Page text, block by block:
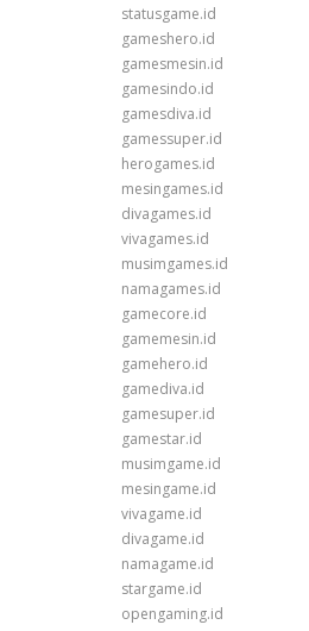
statusgame.id
gameshero.id
gamesmesin.id
gamesindo.id
gamesdiva.id
gamessuper.id
herogames.id
mesingames.id
divagames.id
vivagames.id
musimgames.id
namagames.id
gamecore.id
gamemesin.id
gamehero.id
gamediva.id
gamesuper.id
gamestar.id
musimgame.id
mesingame.id
vivagame.id
divagame.id
namagame.id
stargame.id
opengaming.id